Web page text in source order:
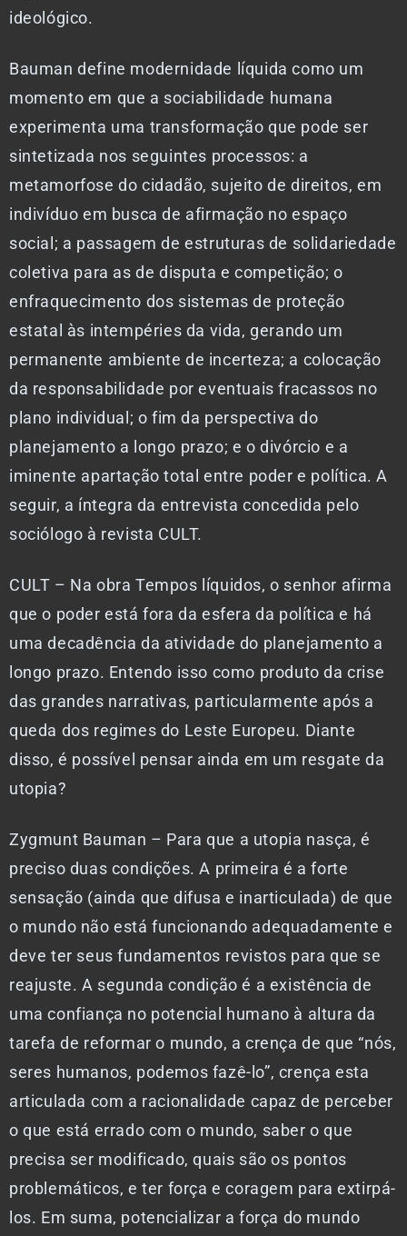
ideológico.
Bauman define modernidade líquida como um
momento em que a sociabilidade humana
experimenta uma transformação que pode ser
sintetizada nos seguintes processos: a
metamorfose do cidadão, sujeito de direitos, em
indivíduo em busca de afirmação no espaço
social; a passagem de estruturas de solidariedade
coletiva para as de disputa e competição; o
enfraquecimento dos sistemas de proteção
estatal às intempéries da vida, gerando um
permanente ambiente de incerteza; a colocação
da responsabilidade por eventuais fracassos no
plano individual; o fim da perspectiva do
planejamento a longo prazo; e o divórcio e a
iminente apartação total entre poder e política. A
seguir, a íntegra da entrevista concedida pelo
sociólogo à revista CULT.
CULT – Na obra Tempos líquidos, o senhor afirma
que o poder está fora da esfera da política e há
uma decadência da atividade do planejamento a
longo prazo. Entendo isso como produto da crise
das grandes narrativas, particularmente após a
queda dos regimes do Leste Europeu. Diante
disso, é possível pensar ainda em um resgate da
utopia?
Zygmunt Bauman – Para que a utopia nasça, é
preciso duas condições. A primeira é a forte
sensação (ainda que difusa e inarticulada) de que
o mundo não está funcionando adequadamente e
deve ter seus fundamentos revistos para que se
reajuste. A segunda condição é a existência de
uma confiança no potencial humano à altura da
tarefa de reformar o mundo, a crença de que “nós,
seres humanos, podemos fazê-lo”, crença esta
articulada com a racionalidade capaz de perceber
o que está errado com o mundo, saber o que
precisa ser modificado, quais são os pontos
problemáticos, e ter força e coragem para extirpá-
los. Em suma, potencializar a força do mundo